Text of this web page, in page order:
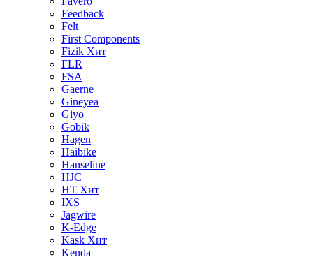
Feedback
Felt
First Components
Fizik Хит
FLR
FSA
Gaerne
Gineyea
Giyo
Gobik
Hagen
Haibike
Hanseline
HJC
HT Хит
IXS
Jagwire
K-Edge
Kask Хит
Kenda